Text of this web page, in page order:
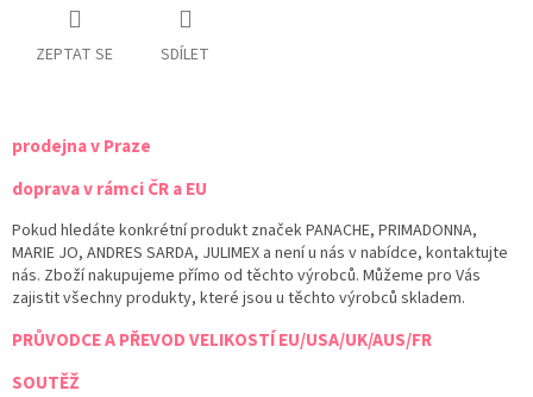
ZEPTAT SE SDÍLET
prodejna v Praze
doprava v rámci ČR a EU
Pokud hledáte konkrétní produkt značek PANACHE, PRIMADONNA,
MARIE JO, ANDRES SARDA, JULIMEX a není u nás v nabídce, kontaktujte
nás. Zboží nakupujeme přímo od těchto výrobců. Můžeme pro Vás
zajistit všechny produkty, které jsou u těchto výrobců skladem.
PRŮVODCE A PŘEVOD VELIKOSTÍ EU/USA/UK/AUS/FR
SOUTĚŽ